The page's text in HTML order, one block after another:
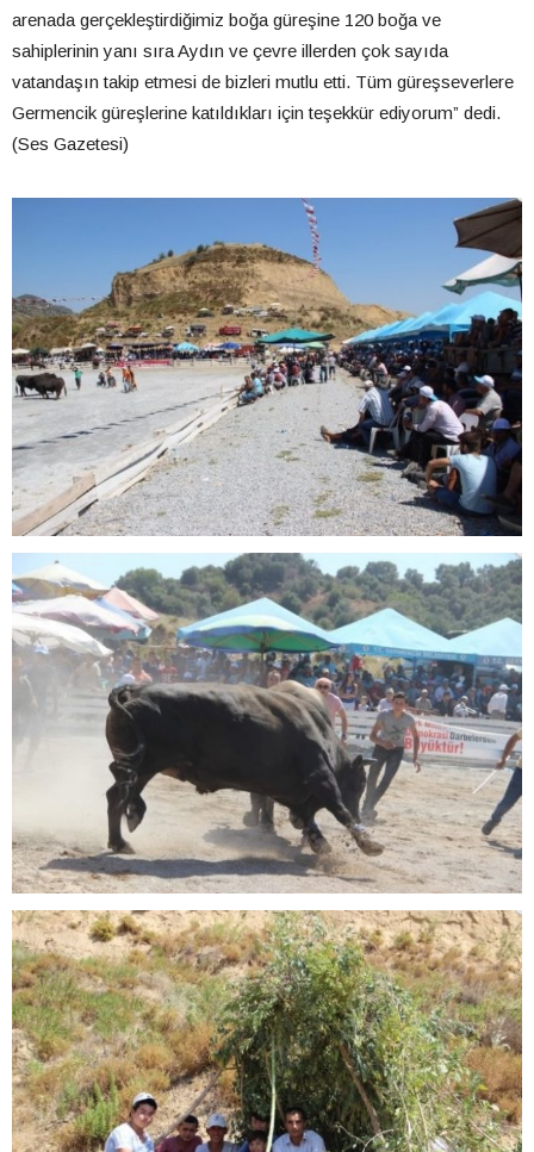
arenada gerçekleştirdiğimiz boğa güreşine 120 boğa ve
sahiplerinin yanı sıra Aydın ve çevre illerden çok sayıda
vatandaşın takip etmesi de bizleri mutlu etti. Tüm güreşseverlere
Germencik güreşlerine katıldıkları için teşekkür ediyorum” dedi.
(Ses Gazetesi)